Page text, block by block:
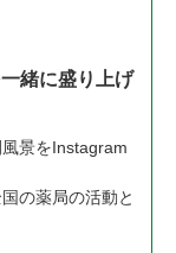
緒に盛り上げ
景をInstagram
の薬局の活動と